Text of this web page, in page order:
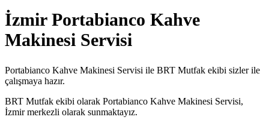
İzmir Portabianco Kahve
Makinesi Servisi
Portabianco Kahve Makinesi Servisi ile BRT Mutfak ekibi sizler ile
çalışmaya hazır.
BRT Mutfak ekibi olarak Portabianco Kahve Makinesi Servisi,
İzmir merkezli olarak sunmaktayız.